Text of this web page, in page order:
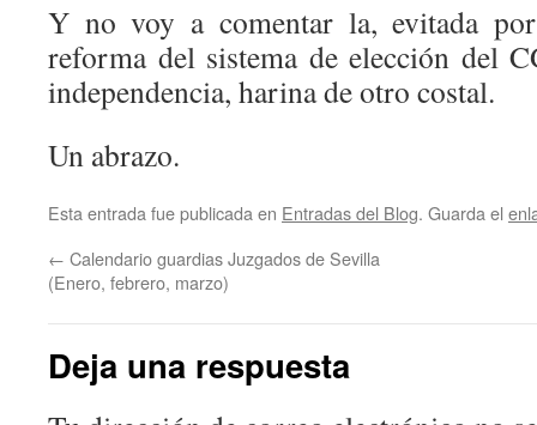
Y no voy a comentar la, evitada
reforma del sistema de elección del
independencia, harina de otro costal.
Un abrazo.
Esta entrada fue publicada en Entradas del Blog. Guarda el
← Calendario guardias Juzgados de Sevilla
(Enero, febrero, marzo)
Deja una respuesta